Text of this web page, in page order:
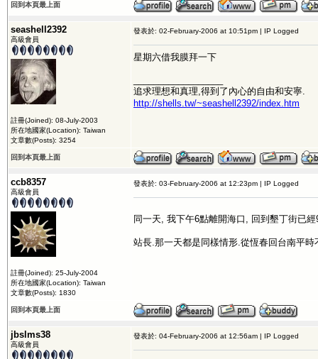
回到本頁最上面
seashell2392
高級會員
註冊(Joined): 08-July-2003
所在地國家(Location): Taiwan
文章數(Posts): 3254
發表於: 02-February-2006 at 10:51pm | IP Logged
星期六借我膜拜一下
追求理想和真理,得到了內心的自由和安寧.
http://shells.tw/~seashell2392/index.htm
回到本頁最上面
ccb8357
高級會員
註冊(Joined): 25-July-2004
所在地國家(Location): Taiwan
文章數(Posts): 1830
發表於: 03-February-2006 at 12:23pm | IP Logged
同一天, 我下午6點離開海口, 回到墾丁街已
站長.那一天都是同樣情形.從恆春回台南平
回到本頁最上面
jbslms38
高級會員
發表於: 04-February-2006 at 12:56am | IP Logged